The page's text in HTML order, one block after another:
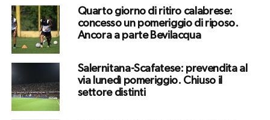
Quarto giorno di ritiro calabrese:
concesso un pomeriggio di riposo.
Ancora a parte Bevilacqua
Salernitana-Scafatese: prevendita al
via lunedì pomeriggio. Chiuso il
settore distinti